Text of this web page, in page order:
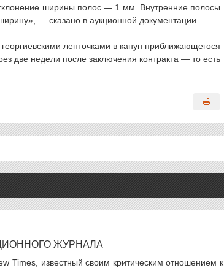
ширины полос — 1 мм. Внутренние полосы
— сказано в аукционной документации.
ленточками в канун приближающегося
две недели после заключения контракта — то есть
ЖУРНАЛА
Times, известный своим критическим отношением к